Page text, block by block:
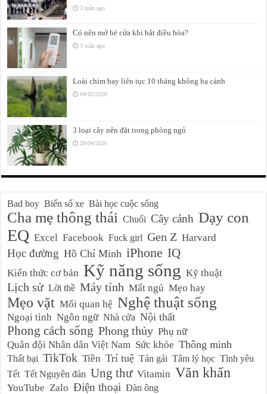
3 tuần ago
Có nên mở hé cửa khi bật điều hòa?
3 tuần ago
Loài chim bay liên tục 10 tháng không hạ cánh
04/05/2026
3 loại cây nên đặt trong phòng ngủ
28/04/2026
Bad boy Biển số xe Bài học cuộc sống
Cha mẹ thông thái Chuối Cây cảnh Dạy con
EQ Excel Facebook Fuck girl Gen Z Harvard
Học đường Hồ Chí Minh iPhone IQ
Kiến thức cơ bản Kỹ năng sống Kỹ thuật
Lịch sử Lời thề Máy tính Mất ngủ Mẹo hay
Mẹo vặt Mối quan hệ Nghệ thuật sống
Ngoại tình Ngôn ngữ Nhà cửa Nội thất
Phong cách sống Phong thủy Phụ nữ
Quân đội Nhân dân Việt Nam Sức khỏe Thông minh
Thất bại TikTok Tiền Trí tuệ Tán gái Tâm lý học Tình yêu
Tết Tết Nguyên đán Ung thư Vitamin Văn khấn
YouTube Zalo Điện thoại Đàn ông